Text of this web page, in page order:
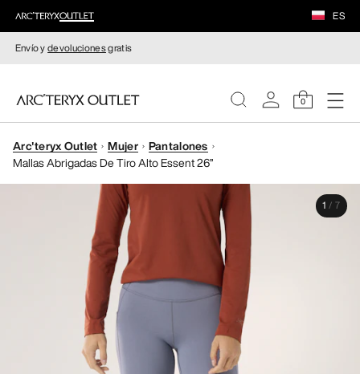
ES
Envío ydevolucionesgratis
0
MUJERE
Arc'teryx Outlet Mujer
Pantalones
Mallas Abrigadas De Tiro Alto Essent 26”
1 / 7